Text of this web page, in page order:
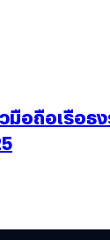
มือถือเรือธง